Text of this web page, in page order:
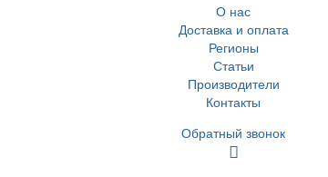
О нас
Доставка и оплата
Регионы
Статьи
Производители
Контакты
Обратный звонок